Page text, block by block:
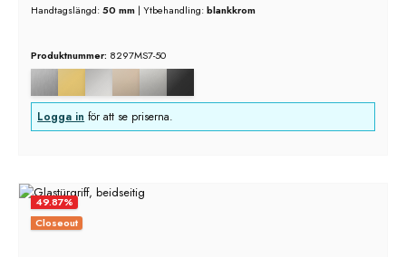
Handtagslängd:50 mm | Ytbehandling:blankkrom
Produktnummer: 8297MS7-50
Logga in för att se priserna.
49.87%
Closeout